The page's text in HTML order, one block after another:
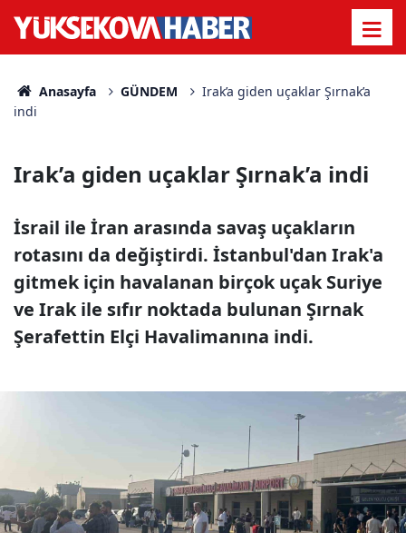
Anasayfa GÜNDEM
Irak’a giden uçaklar Şırnak’a
indi
Irak’a giden uçaklar Şırnak’a indi
İsrail ile İran arasında savaş uçakların
rotasını da değiştirdi. İstanbul'dan Irak'a
gitmek için havalanan birçok uçak Suriye
ve Irak ile sıfır noktada bulunan Şırnak
Şerafettin Elçi Havalimanına indi.